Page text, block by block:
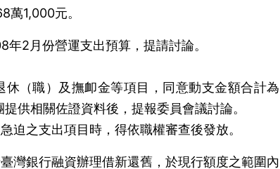
萬1,000元。
2月份營運支出預算，提請討論。
（職）及撫卹金等項目，同意動支金額合計為
供相關佐證資料後，提報委員會議討論。
迫之支出項目時，得依職權審查後發放。
灣銀行融資辦理借新還舊，於現行額度之範圍內